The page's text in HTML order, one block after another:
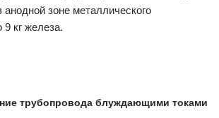
анодной зоне металлического
кг железа.
трубопровода блуждающими токами